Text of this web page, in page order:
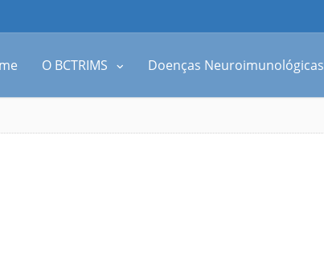
O BCTRIMS Doenças Neuroimunológicas